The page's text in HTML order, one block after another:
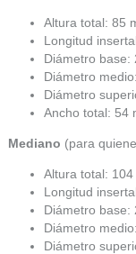
Altura total: 85
Longitud
Diámetro base:
Diámetro
Diámetro
Ancho total: 54
Mediano (para
Altura total: 104
Longitud
Diámetro base:
Diámetro
Diámetro